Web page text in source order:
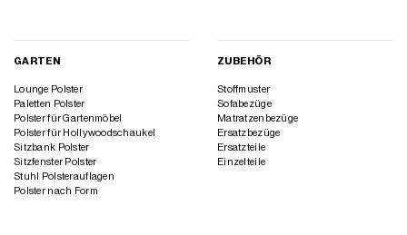
GARTEN
Lounge Polster
Paletten Polster
Polster für Gartenmöbel
Polster für Hollywoodschaukel
Sitzbank Polster
Sitzfenster Polster
Stuhl Polsterauflagen
Polster nach Form
ZUBEHÖR
Stoffmuster
Sofabezüge
Matratzenbezüge
Ersatzbezüge
Ersatzteile
Einzelteile